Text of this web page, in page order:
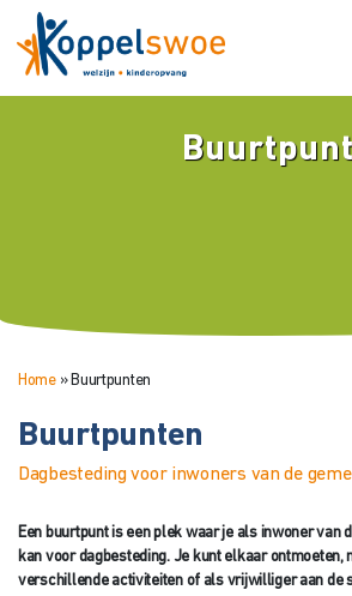
Buurtpunt
Home» Buurtpunten
Buurtpunten
Dagbesteding voor inwoners van de
Een buurtpunt is een plek waar je als inwoner van
kan voor dagbesteding. Je kunt elkaar ontmoeten,
verschillende activiteiten of als vrijwilliger aan de